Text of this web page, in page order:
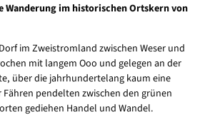
Wanderung im historischen Ortskern von
im Zweistromland zwischen Weser und
mit langem Ooo und gelegen an der
über die jahrhundertelang kaum eine
pendelten zwischen den grünen
gediehen Handel und Wandel.